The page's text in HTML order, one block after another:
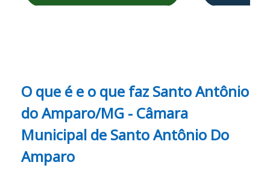
O que é e o que faz Santo Antônio
do Amparo/MG - Câmara
Municipal de Santo Antônio Do
Amparo